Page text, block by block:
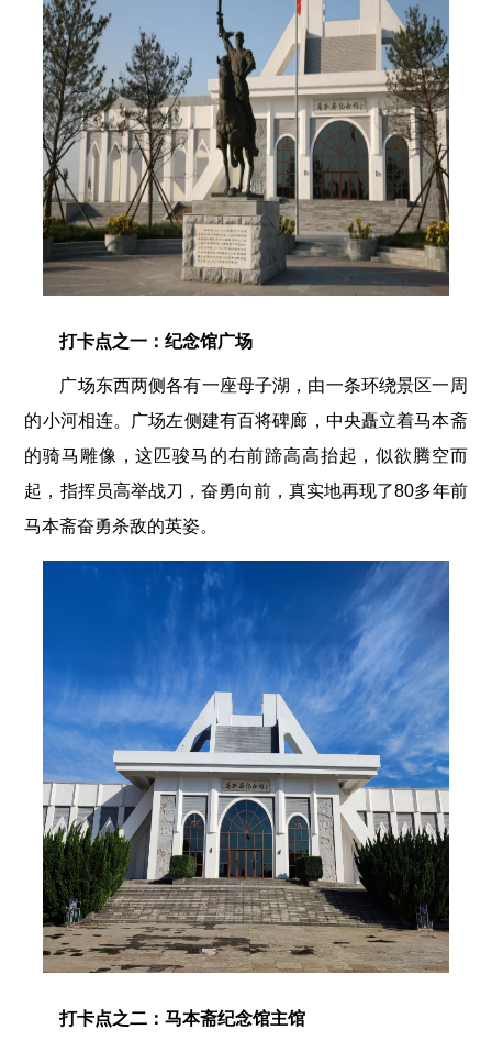
打卡点之一：纪念馆广场
广场东西两侧各有一座母子湖，由一条环绕景区一周
的小河相连。广场左侧建有百将碑廊，中央矗立着马本斋
的骑马雕像，这匹骏马的右前蹄高高抬起，似欲腾空而
起，指挥员高举战刀，奋勇向前，真实地再现了80多年前
马本斋奋勇杀敌的英姿。
打卡点之二：马本斋纪念馆主馆